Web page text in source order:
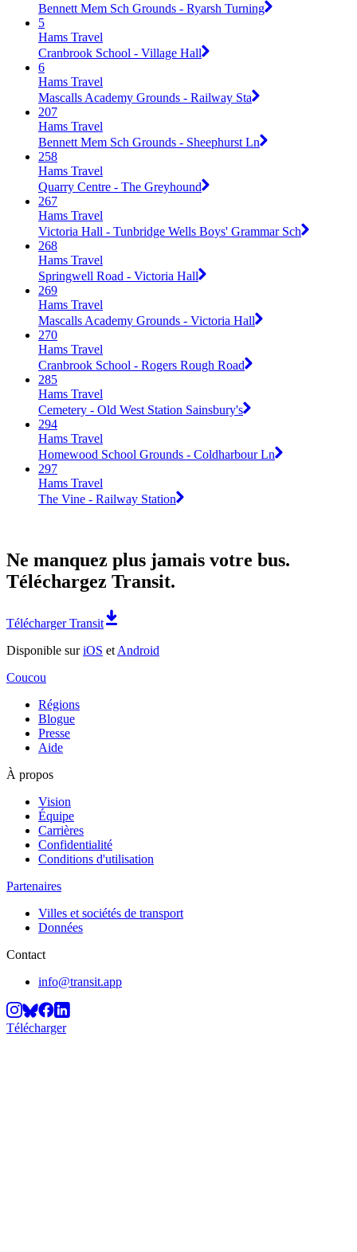
Bennett Mem Sch Grounds - Ryarsh Turning
5
Hams Travel
Cranbrook School - Village Hall
6
Hams Travel
Mascalls Academy Grounds - Railway Sta
207
Hams Travel
Bennett Mem Sch Grounds - Sheephurst Ln
258
Hams Travel
Quarry Centre - The Greyhound
267
Hams Travel
Victoria Hall - Tunbridge Wells Boys' Grammar Sch
268
Hams Travel
Springwell Road - Victoria Hall
269
Hams Travel
Mascalls Academy Grounds - Victoria Hall
270
Hams Travel
Cranbrook School - Rogers Rough Road
285
Hams Travel
Cemetery - Old West Station Sainsbury's
294
Hams Travel
Homewood School Grounds - Coldharbour Ln
297
Hams Travel
The Vine - Railway Station
Ne manquez plus jamais votre bus.
Téléchargez Transit.
Télécharger Transit
Disponible suriOS et Android
Coucou
Régions
Blogue
Presse
Aide
À propos
Vision
Équipe
Carrières
Confidentialité
Conditions d'utilisation
Partenaires
Villes et sociétés de transport
Données
Contact
info@transit.app
Télécharger